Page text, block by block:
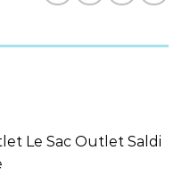
Le Sac Outlet Saldi